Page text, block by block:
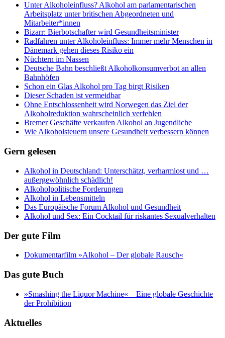
Unter Alkoholeinfluss? Alkohol am parlamentarischen
Arbeitsplatz unter britischen Abgeordneten und
Mitarbeiter*innen
Bizarr: Bierbotschafter wird Gesundheitsminister
Radfahren unter Alkoholeinfluss: Immer mehr Menschen in
Dänemark gehen dieses Risiko ein
Nüchtern im Nassen
Deutsche Bahn beschließt Alkoholkonsumverbot an allen
Bahnhöfen
Schon ein Glas Alkohol pro Tag birgt Risiken
Dieser Schaden ist vermeidbar
Ohne Entschlossenheit wird Norwegen das Ziel der
Alkoholreduktion wahrscheinlich verfehlen
Bremer Geschäfte verkaufen Alkohol an Jugendliche
Wie Alkoholsteuern unsere Gesundheit verbessern können
Gern gelesen
Alkohol in Deutschland: Unterschätzt, verharmlost und …
außergewöhnlich schädlich!
Alkoholpolitische Forderungen
Alkohol in Lebensmitteln
Das Europäische Forum Alkohol und Gesundheit
Alkohol und Sex: Ein Cocktail für riskantes Sexualverhalten
Der gute Film
Dokumentarfilm »Alkohol – Der globale Rausch«
Das gute Buch
»Smashing the Liquor Machine« ‒ Eine globale Geschichte
der Prohibition
Aktuelles